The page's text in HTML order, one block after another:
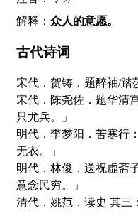
解释： 众人的意愿。
古代诗词
宋代．贺铸．题醉袖/
宋代．陈尧佐．题华清
只尤兵。」
明代．李梦阳．苦寒行
无衣。」
明代．林俊．送祝虚斋
意念民穷。」
清代．姚范．读史 其三